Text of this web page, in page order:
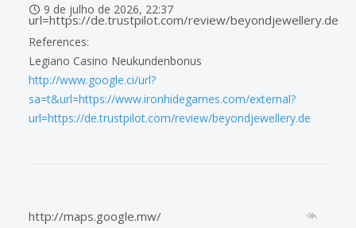
url=https://de.trustpilot.com/review/beyondjewellery.de
9 de julho de 2026, 22:37
References:
Legiano Casino Neukundenbonus
http://www.google.ci/url?
sa=t&url=https://www.ironhidegames.com/external?
url=https://de.trustpilot.com/review/beyondjewellery.de
http://maps.google.mw/